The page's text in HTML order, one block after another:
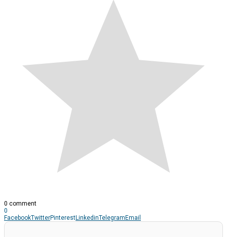
0 comment
0
FacebookTwitterPinterestLinkedinTelegram Email